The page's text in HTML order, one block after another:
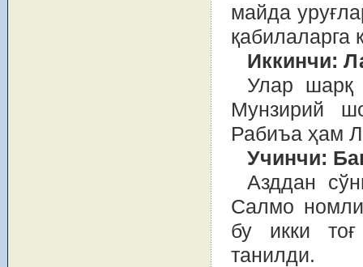
майда
қабилаларга
Иккинчи:
Улар шарқ
Мунзирий
Рабиъа ҳам
Учинчи:
Азддан
Салмо
бу икки
танилди.